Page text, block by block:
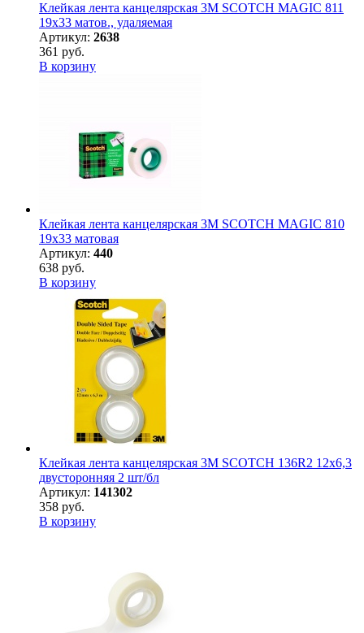
Клейкая лента канцелярская 3M SCOTCH MAGIC 811
19х33 матов., удаляемая
Артикул: 2638
361 руб.
В корзину
Клейкая лента канцелярская 3M SCOTCH MAGIC 810
19х33 матовая
Артикул: 440
638 руб.
В корзину
Клейкая лента канцелярская 3M SCOTCH 136R2 12х6,3
двусторонняя 2 шт/бл
Артикул: 141302
358 руб.
В корзину